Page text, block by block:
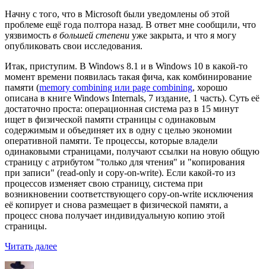
Начну с того, что в Microsoft были уведомлены об этой
проблеме ещё года полтора назад. В ответ мне сообщили, что
уязвимость в большей степени уже закрыта, и что я могу
опубликовать свои исследования.
Итак, приступим. В Windows 8.1 и в Windows 10 в какой-то
момент времени появилась такая фича, как комбинирование
памяти (memory combining или page combining, хорошо
описана в книге Windows Internals, 7 издание, 1 часть). Суть её
достаточно проста: операционная система раз в 15 минут
ищет в физической памяти страницы с одинаковым
содержимым и объединяет их в одну с целью экономии
оперативной памяти. Те процессы, которые владели
одинаковыми страницами, получают ссылки на новую общую
страницу с атрибутом "только для чтения" и "копирования
при записи" (read-only и copy-on-write). Если какой-то из
процессов изменяет свою страницу, система при
возникновении соответствующего copy-on-write исключения
её копирует и снова размещает в физической памяти, а
процесс снова получает индивидуальную копию этой
страницы.
Читать далее«Чтение